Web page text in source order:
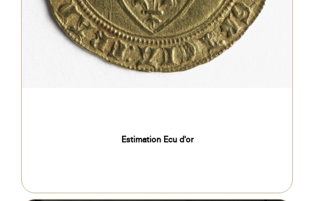
Estimation Ecu d'or